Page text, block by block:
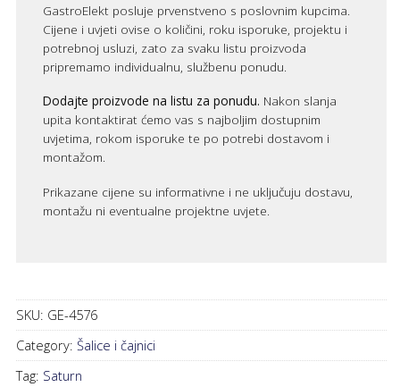
GastroElekt posluje prvenstveno s poslovnim kupcima.
Cijene i uvjeti ovise o količini, roku isporuke, projektu i
potrebnoj usluzi, zato za svaku listu proizvoda
pripremamo individualnu, službenu ponudu.
Dodajte proizvode na listu za ponudu. Nakon slanja
upita kontaktirat ćemo vas s najboljim dostupnim
uvjetima, rokom isporuke te po potrebi dostavom i
montažom.
Prikazane cijene su informativne i ne uključuju dostavu,
montažu ni eventualne projektne uvjete.
SKU: GE-4576
Category:Šalice i čajnici
Tag: Saturn